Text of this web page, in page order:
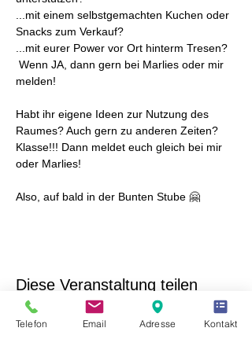
...mit einem selbstgemachten Kuchen oder
Snacks zum Verkauf?
...mit eurer Power vor Ort hinterm Tresen?
melden!
Habt ihr eigene Ideen zur Nutzung des
Raumes? Auch gern zu anderen Zeiten?
Klasse!!! Dann meldet euch gleich bei mir
oder Marlies!
Also, auf bald in der Bunten Stube 🤗
Diese Veranstaltung teilen
Telefon Email Adresse Kontakt